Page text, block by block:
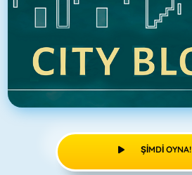
ŞIMDI OYNA!